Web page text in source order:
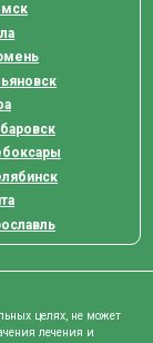
целях, не может
лечения и